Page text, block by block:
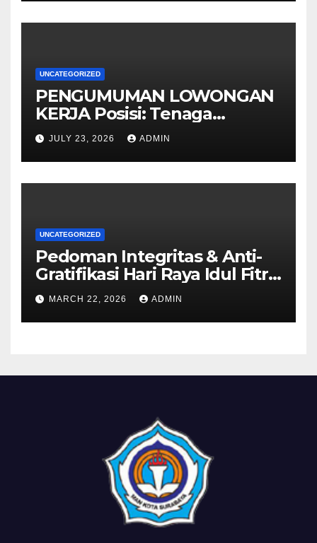
UNCATEGORIZED
PENGUMUMAN LOWONGAN
KERJA Posisi: Tenaga
Pendidik
JULY 23, 2026 ADMIN
UNCATEGORIZED
Pedoman Integritas & Anti-
Gratifikasi Hari Raya Idul Fitri
1447 H
MARCH 22, 2026 ADMIN